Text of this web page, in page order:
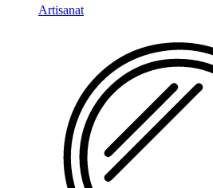
Artisanat